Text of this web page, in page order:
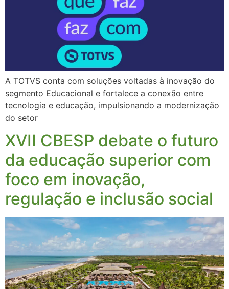
A TOTVS conta com soluções voltadas à inovação do
segmento Educacional e fortalece a conexão entre
tecnologia e educação, impulsionando a modernização
do setor
XVII CBESP debate o futuro
da educação superior com
foco em inovação,
regulação e inclusão social